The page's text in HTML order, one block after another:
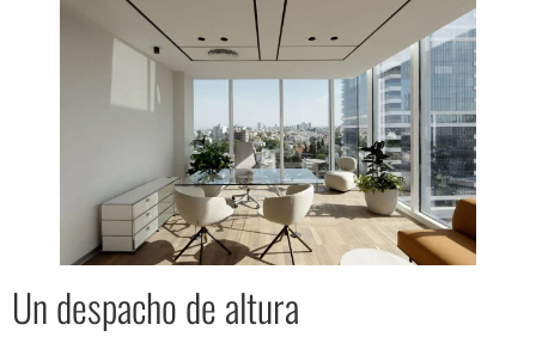
Un despacho de altura